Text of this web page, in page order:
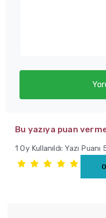
Bu yazıya puan
1 Oy Kullanıldı: Yazı Puanı